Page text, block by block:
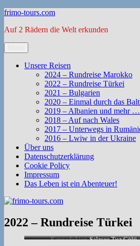
Zum
springen
frimo-tours.com
Auf 2 Rädern die Welt erkunden
Unsere Reisen
2024 – Rundreise Marokko
2022 – Rundreise Türkei
2021 – Bulgarien
2020 – Einmal durch das
2019 – Albanien und mehr …
2018 – Auf nach Wales
2017 – Unterwegs in
2016 – Lwiw in der Ukraine
Über uns
Datenschutzerklärung
Cookie Policy
Impressum
Das Leben ist ein Abenteuer!
2022 – Rundreise Türkei
Kappadokien Salzsee Tuz Gölü